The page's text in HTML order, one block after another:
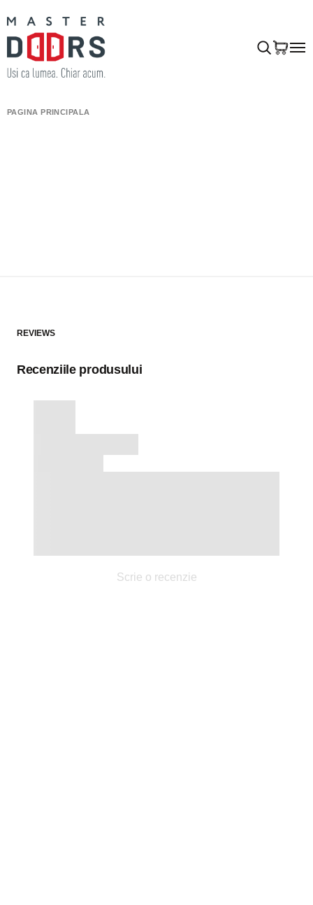
PAGINA PRINCIPALĂ
REVIEWS
Recenziile produsului
Scrie o recenzie